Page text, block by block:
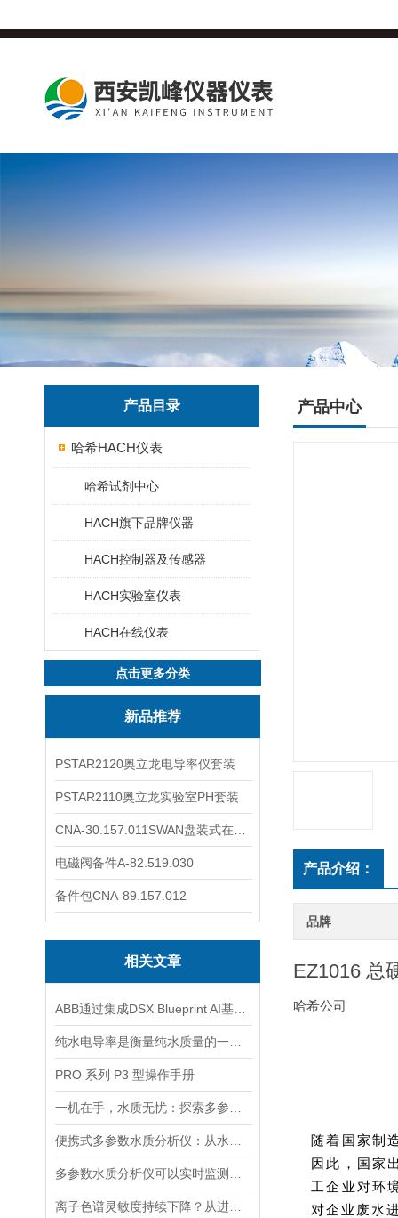
产品目录
哈希HACH仪表
哈希试剂中心
HACH旗下品牌仪器
HACH控制器及传感器
HACH实验室仪表
HACH在线仪表
点击更多分类
新品推荐
PSTAR2120奥立龙电导率仪套装
PSTAR2110奥立龙实验室PH套装
电磁阀备件A-82.519.030
备件包CNA-89.157.012
相关文章
PRO 系列 P3 型操作手册
产品中心
产品介绍：
品牌
EZ1016 总
哈希公司
随着国家制
因此，国家
工企业对环
对企业废水